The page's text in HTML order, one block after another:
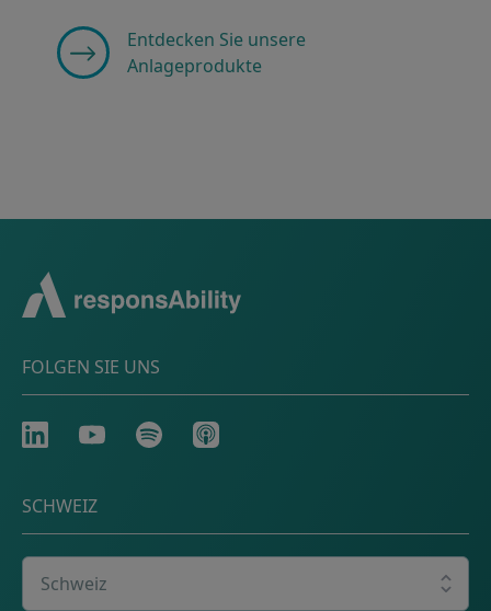
Entdecken Sie unsere
Anlageprodukte
FOLGEN SIE UNS
LinkedInYoutubeSpotify Apple
SCHWEIZ